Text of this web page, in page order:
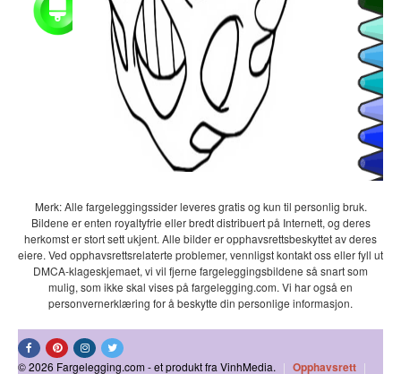
Merk: Alle fargeleggingssider leveres gratis og kun til personlig bruk.
Bildene er enten royaltyfrie eller bredt distribuert på Internett, og deres
herkomst er stort sett ukjent. Alle bilder er opphavsrettsbeskyttet av deres
eiere. Ved opphavsrettsrelaterte problemer, vennligst kontakt oss eller fyll ut
DMCA-klageskjemaet, vi vil fjerne fargeleggingsbildene så snart som
mulig, som ikke skal vises på fargelegging.com. Vi har også en
personvernerklæring for å beskytte din personlige informasjon.
© 2026 Fargelegging.com - et produkt fra VinhMedia. | Opphavsrett |